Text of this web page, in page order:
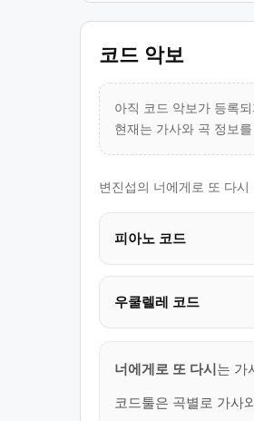
코드 악보
아직 코드 악보가 등록
현재는 가사와 곡 정보
변진섭의 너에게로 또 다
피아노 코드
우쿨렐레 코드
너에게로 또 다시는 가
코드툴은 곡별로 가사